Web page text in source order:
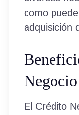
como
adquisición
Negocio
El Crédito